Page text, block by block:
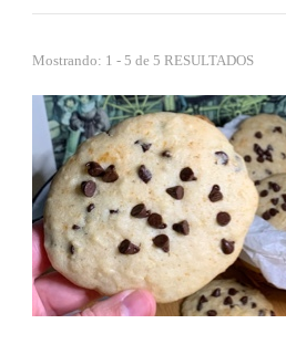
Mostrando: 1 - 5 de 5 RESULTADOS